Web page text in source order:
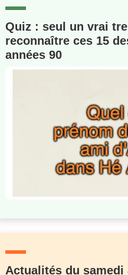
Quiz : seul un vrai
reconnaître ces 15
années 90
Actualités du